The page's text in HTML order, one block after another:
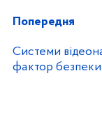
Попередня
Системи
фактор